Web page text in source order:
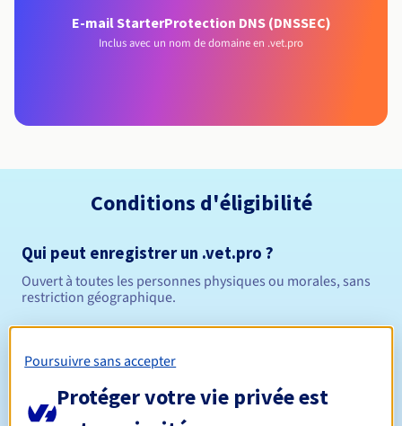
E-mail StarterProtection DNS (DNSSEC)
Inclus avec un nom de domaine en .vet.pro
Conditions d'éligibilité
Qui peut enregistrer un .vet.pro ?
Ouvert à toutes les personnes physiques ou morales, sans
restriction géographique.
Durée de réservation Entre 1 et 10 ans
Poursuivre sans accepter
Protéger votre vie privée est